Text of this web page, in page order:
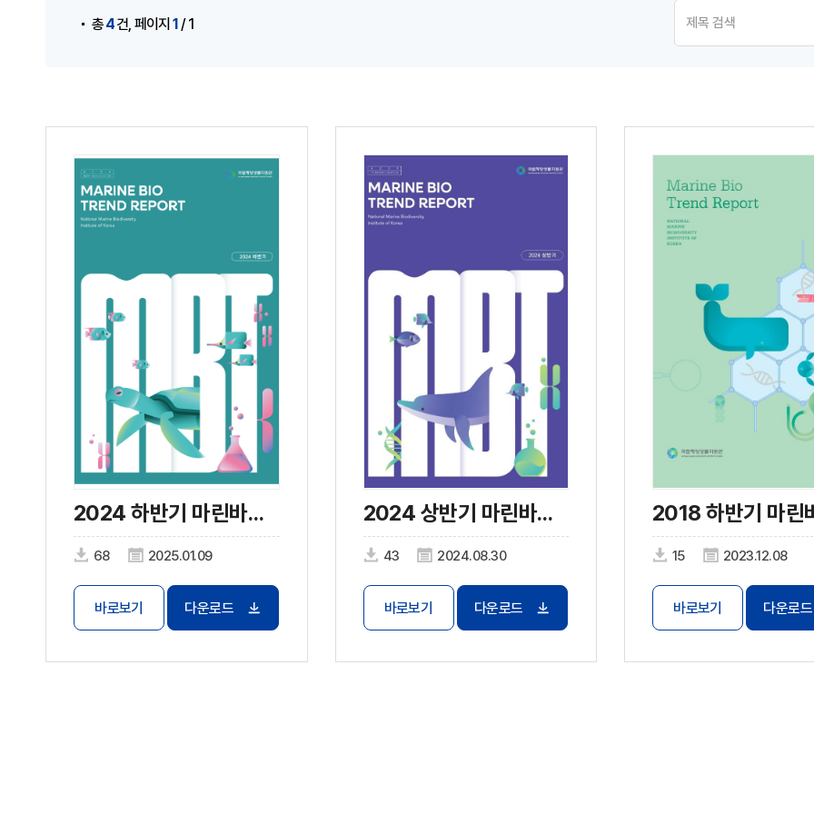
총4건 ,페이지1/ 1
2024 하반기 마린바이오 트렌드
68 2025.01.09
바로보기 다운로드
2024 상반기 마린바이오 트렌드
43 2024.08.30
바로보기 다운로드
15 2023.12.08
바로보기 다운로드